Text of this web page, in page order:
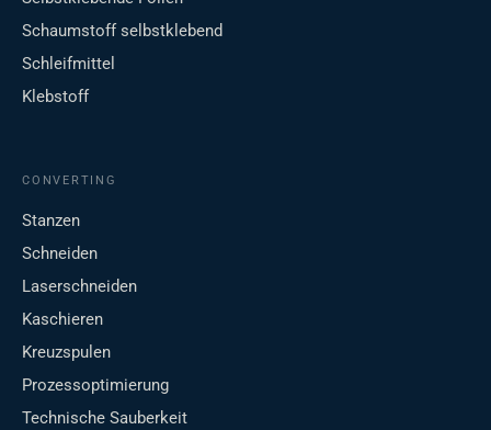
Schaumstoff selbstklebend
Schleifmittel
Klebstoff
CONVERTING
Stanzen
Schneiden
Laserschneiden
Kaschieren
Kreuzspulen
Prozessoptimierung
Technische Sauberkeit